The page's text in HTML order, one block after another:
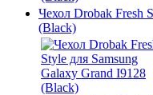
Чехол Drobak Fresh
(Black)